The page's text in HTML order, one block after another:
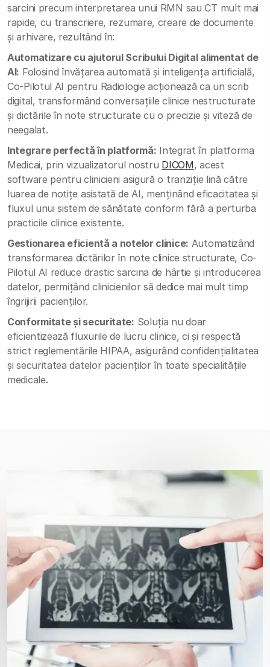
sarcini precum interpretarea unui RMN sau CT mult mai
rapide, cu transcriere, rezumare, creare de documente
și arhivare, rezultând în:
Automatizare cu ajutorul Scribului Digital alimentat de
AI: Folosind învățarea automată și inteligența artificială,
Co-Pilotul AI pentru Radiologie acționează ca un scrib
digital, transformând conversațiile clinice nestructurate
și dictările în note structurate cu o precizie și viteză de
neegalat.
Integrare perfectă în platformă: Integrat în platforma
Medicai, prin vizualizatorul nostru DICOM, acest
software pentru clinicieni asigură o tranziție lină către
luarea de notițe asistată de AI, menținând eficacitatea și
fluxul unui sistem de sănătate conform fără a perturba
practicile clinice existente.
Gestionarea eficientă a notelor clinice: Automatizând
transformarea dictărilor în note clinice structurate, Co-
Pilotul AI reduce drastic sarcina de hârtie și introducerea
datelor, permițând clinicienilor să dedice mai mult timp
îngrijirii pacienților.
Conformitate și securitate: Soluția nu doar
eficientizează fluxurile de lucru clinice, ci și respectă
strict reglementările HIPAA, asigurând confidențialitatea
și securitatea datelor pacienților în toate specialitățile
medicale.